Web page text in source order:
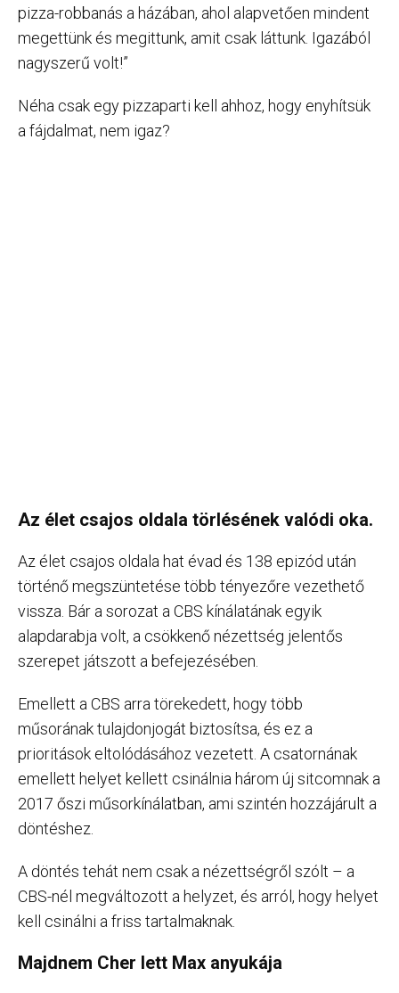
pizza-robbanás a házában, ahol alapvetően mindent
megettünk és megittunk, amit csak láttunk. Igazából
nagyszerű volt!”
Néha csak egy pizzaparti kell ahhoz, hogy enyhítsük
a fájdalmat, nem igaz?
Az élet csajos oldala törlésének valódi oka.
Az élet csajos oldala hat évad és 138 epizód után
történő megszüntetése több tényezőre vezethető
vissza. Bár a sorozat a CBS kínálatának egyik
alapdarabja volt, a csökkenő nézettség jelentős
szerepet játszott a befejezésében.
Emellett a CBS arra törekedett, hogy több
műsorának tulajdonjogát biztosítsa, és ez a
prioritások eltolódásához vezetett. A csatornának
emellett helyet kellett csinálnia három új sitcomnak a
2017 őszi műsorkínálatban, ami szintén hozzájárult a
döntéshez.
A döntés tehát nem csak a nézettségről szólt – a
CBS-nél megváltozott a helyzet, és arról, hogy helyet
kell csinálni a friss tartalmaknak.
Majdnem Cher lett Max anyukája